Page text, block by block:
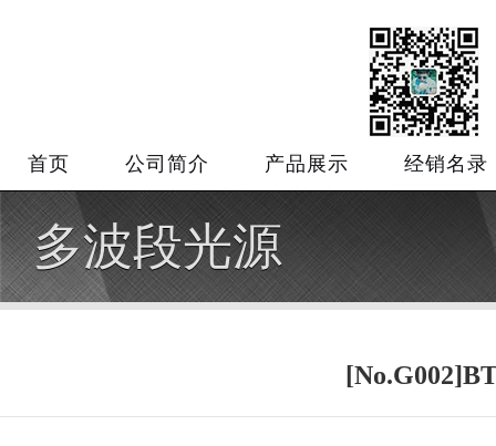
首页 公司简介 产品展示 经销名录
多波段光源